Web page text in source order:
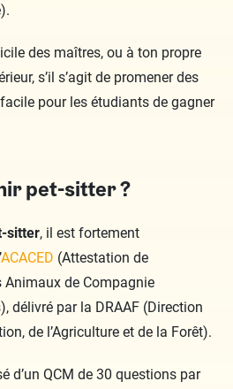
des maîtres, ou à ton propre
s’il s’agit de promener des
pour les étudiants de gagner
pet-sitter ?
sitter, il est fortement
ACACED (Attestation de
Animaux de Compagnie
délivré par la DRAAF (Direction
de l’Agriculture et de la Forêt).
d’un QCM de 30 questions par